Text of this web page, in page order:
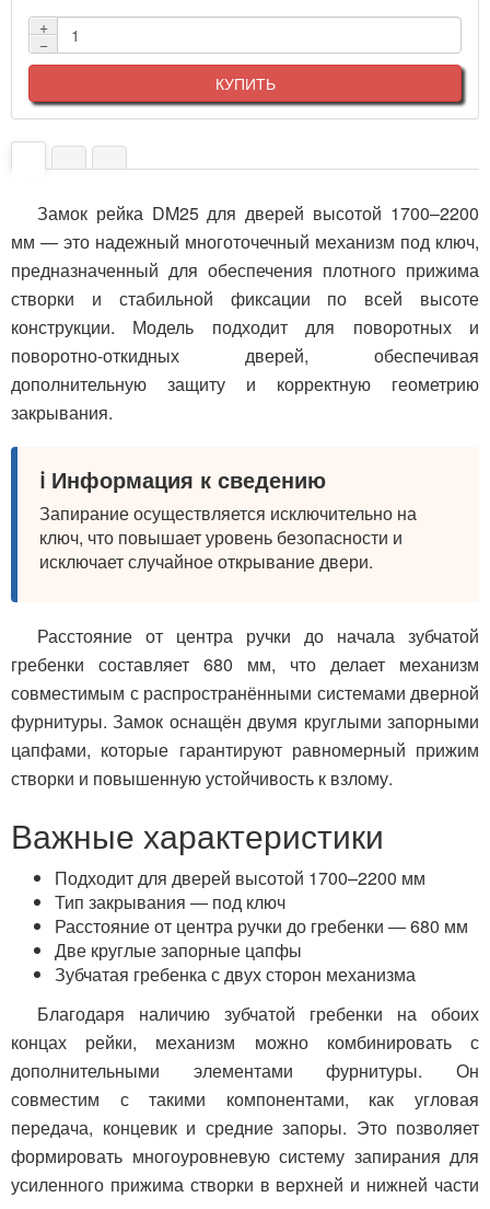
+
−
КУПИТЬ
Замок рейка DM25 для дверей высотой 1700–2200
мм — это надежный многоточечный механизм под ключ,
предназначенный для обеспечения плотного прижима
створки и стабильной фиксации по всей высоте
конструкции. Модель подходит для поворотных и
поворотно-откидных дверей, обеспечивая
дополнительную защиту и корректную геометрию
закрывания.
ℹ️ Информация к сведению
Запирание осуществляется исключительно на
ключ, что повышает уровень безопасности и
исключает случайное открывание двери.
Расстояние от центра ручки до начала зубчатой
гребенки составляет 680 мм, что делает механизм
совместимым с распространёнными системами дверной
фурнитуры. Замок оснащён двумя круглыми запорными
цапфами, которые гарантируют равномерный прижим
створки и повышенную устойчивость к взлому.
Важные характеристики
Подходит для дверей высотой 1700–2200 мм
Тип закрывания — под ключ
Расстояние от центра ручки до гребенки — 680 мм
Две круглые запорные цапфы
Зубчатая гребенка с двух сторон механизма
Благодаря наличию зубчатой гребенки на обоих
концах рейки, механизм можно комбинировать с
дополнительными элементами фурнитуры. Он
совместим с такими компонентами, как угловая
передача, концевик и средние запоры. Это позволяет
формировать многоуровневую систему запирания для
усиленного прижима створки в верхней и нижней части